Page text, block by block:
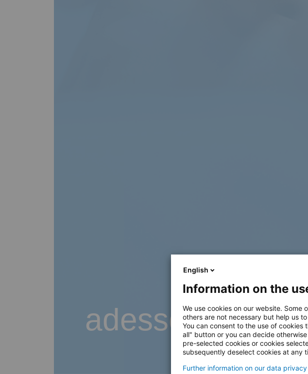
adesso Blog
English
Information on the
We use cookies on our website. Some
others are not necessary but help us
You can consent to the use of
all" button or you can decide
pre-selected cookies or cookies
subsequently deselect cookies at any
Further information on our data